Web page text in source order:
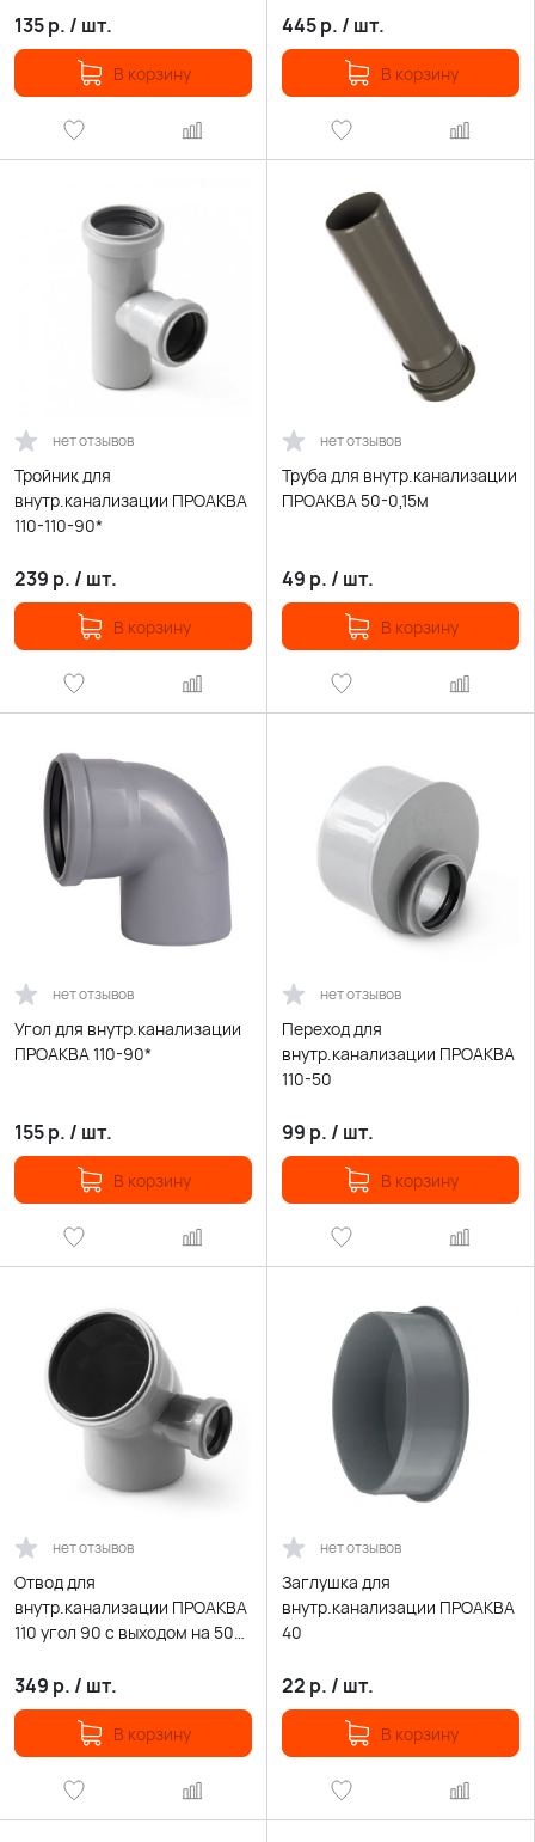
135р. / шт.
В корзину
445р. / шт.
В корзину
нет отзывов
Тройник для
внутр.канализации ПРОАКВА
110-110-90*
239 р. / шт.
В корзину
нет отзывов
Труба для внутр.канализации
ПРОАКВА 50-0,15м
49 р. / шт.
В корзину
нет отзывов
Угол для внутр.канализации
ПРОАКВА 110-90*
155р. / шт.
В корзину
нет отзывов
Переход для
внутр.канализации ПРОАКВА
110-50
99 р. / шт.
В корзину
нет отзывов
Отвод для
внутр.канализации ПРОАКВА
110 угол 90 с выходом на 50
349 р. / шт.
В корзину
нет отзывов
Заглушка для
внутр.канализации ПРОАКВА
40
22 р. / шт.
В корзину